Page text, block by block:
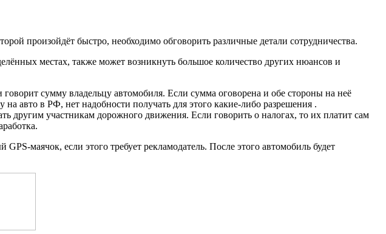
произойдёт быстро, необходимо обговорить различные детали сотрудничества.
местах, также может возникнуть большое количество других нюансов и
сумму владельцу автомобиля. Если сумма оговорена и обе стороны на неё
авто в РФ, нет надобности получать для этого какие-либо разрешения .
другим участникам дорожного движения. Если говорить о налогах, то их платит сам
маячок, если этого требует рекламодатель. После этого автомобиль будет